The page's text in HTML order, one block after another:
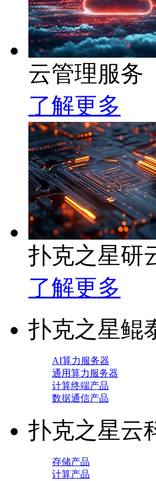
云管理服务
了解更多
扑克之星研
了解更多
扑克之星鲲
AI算力服务器
通用算力服务器
计算终端产品
数据通信产品
扑克之星云
存储产品
计算产品